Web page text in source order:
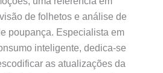
de folhetos e análise de
poupança. Especialista em
inteligente, dedica-se
as atualizações da